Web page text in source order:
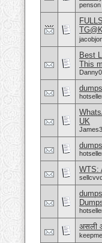
penson
Best
This
UK
WTS:
असली